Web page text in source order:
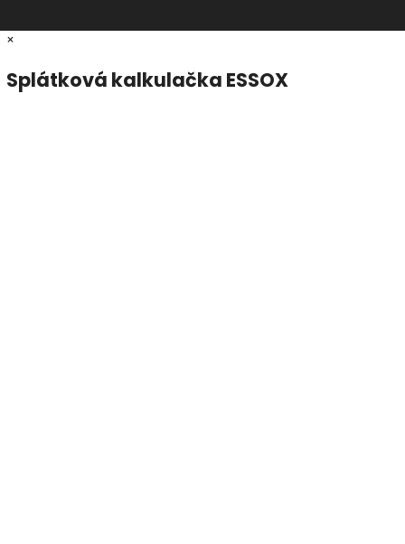
×
Splátková kalkulačka ESSOX